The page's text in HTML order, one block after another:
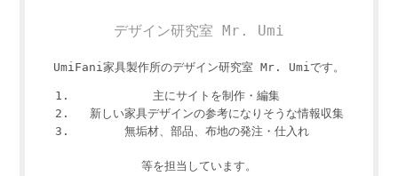
デザイン研究室 Mr. Umi
UmiFani家具製作所のデザイン研究室 Mr. Umiです。
主にサイトを制作・編集
新しい家具デザインの参考になりそうな情報収集
無垢材、部品、布地の発注・仕入れ
等を担当しています。